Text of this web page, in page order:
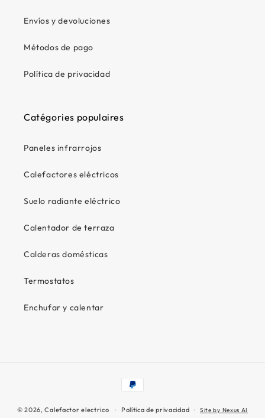
Envíos y devoluciones
Métodos de pago
Política de privacidad
Catégories populaires
Paneles infrarrojos
Calefactores eléctricos
Suelo radiante eléctrico
Calentador de terraza
Calderas domésticas
Termostatos
Enchufar y calentar
Formas de pago
© 2026,Calefactor electrico Política de privacidad Site by Nexus AI